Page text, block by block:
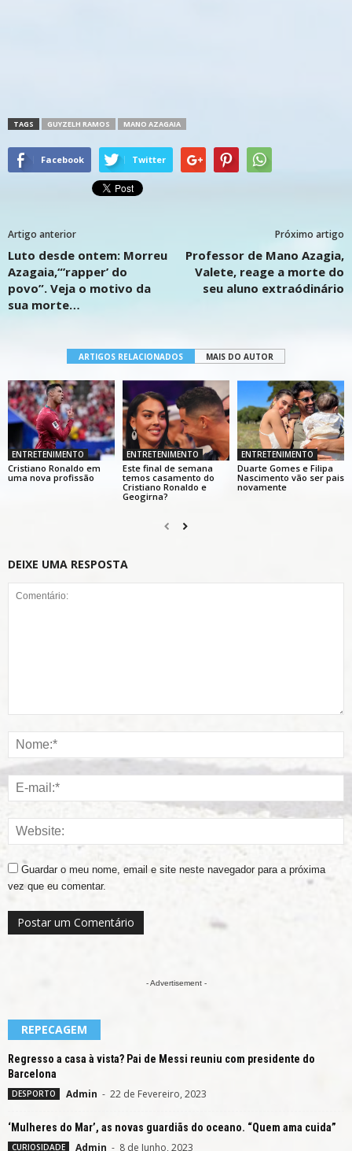
TAGS GUYZELH RAMOS MANO AZAGAIA
Facebook Twitter
Artigo anterior
Luto desde ontem: Morreu
Azagaia,“’rapper’ do
povo”. Veja o motivo da
sua morte…
Próximo artigo
Professor de Mano Azagia,
Valete, reage a morte do
seu aluno extraódinário
ARTIGOS RELACIONADOS MAIS DO AUTOR
ENTRETENIMENTO
Cristiano Ronaldo em
uma nova profissão
ENTRETENIMENTO
Este final de semana
temos casamento do
Cristiano Ronaldo e
Geogirna?
ENTRETENIMENTO
Duarte Gomes e Filipa
Nascimento vão ser pais
novamente
DEIXE UMA RESPOSTA
Guardar o meu nome, email e site neste navegador para a próxima
vez que eu comentar.
- Advertisement -
REPECAGEM
Regresso a casa à vista? Pai de Messi reuniu com presidente do
Barcelona
DESPORTO Admin - 22 de Fevereiro, 2023
‘Mulheres do Mar’, as novas guardiãs do oceano. “Quem ama cuida”
CURIOSIDADE Admin - 8 de Junho, 2023